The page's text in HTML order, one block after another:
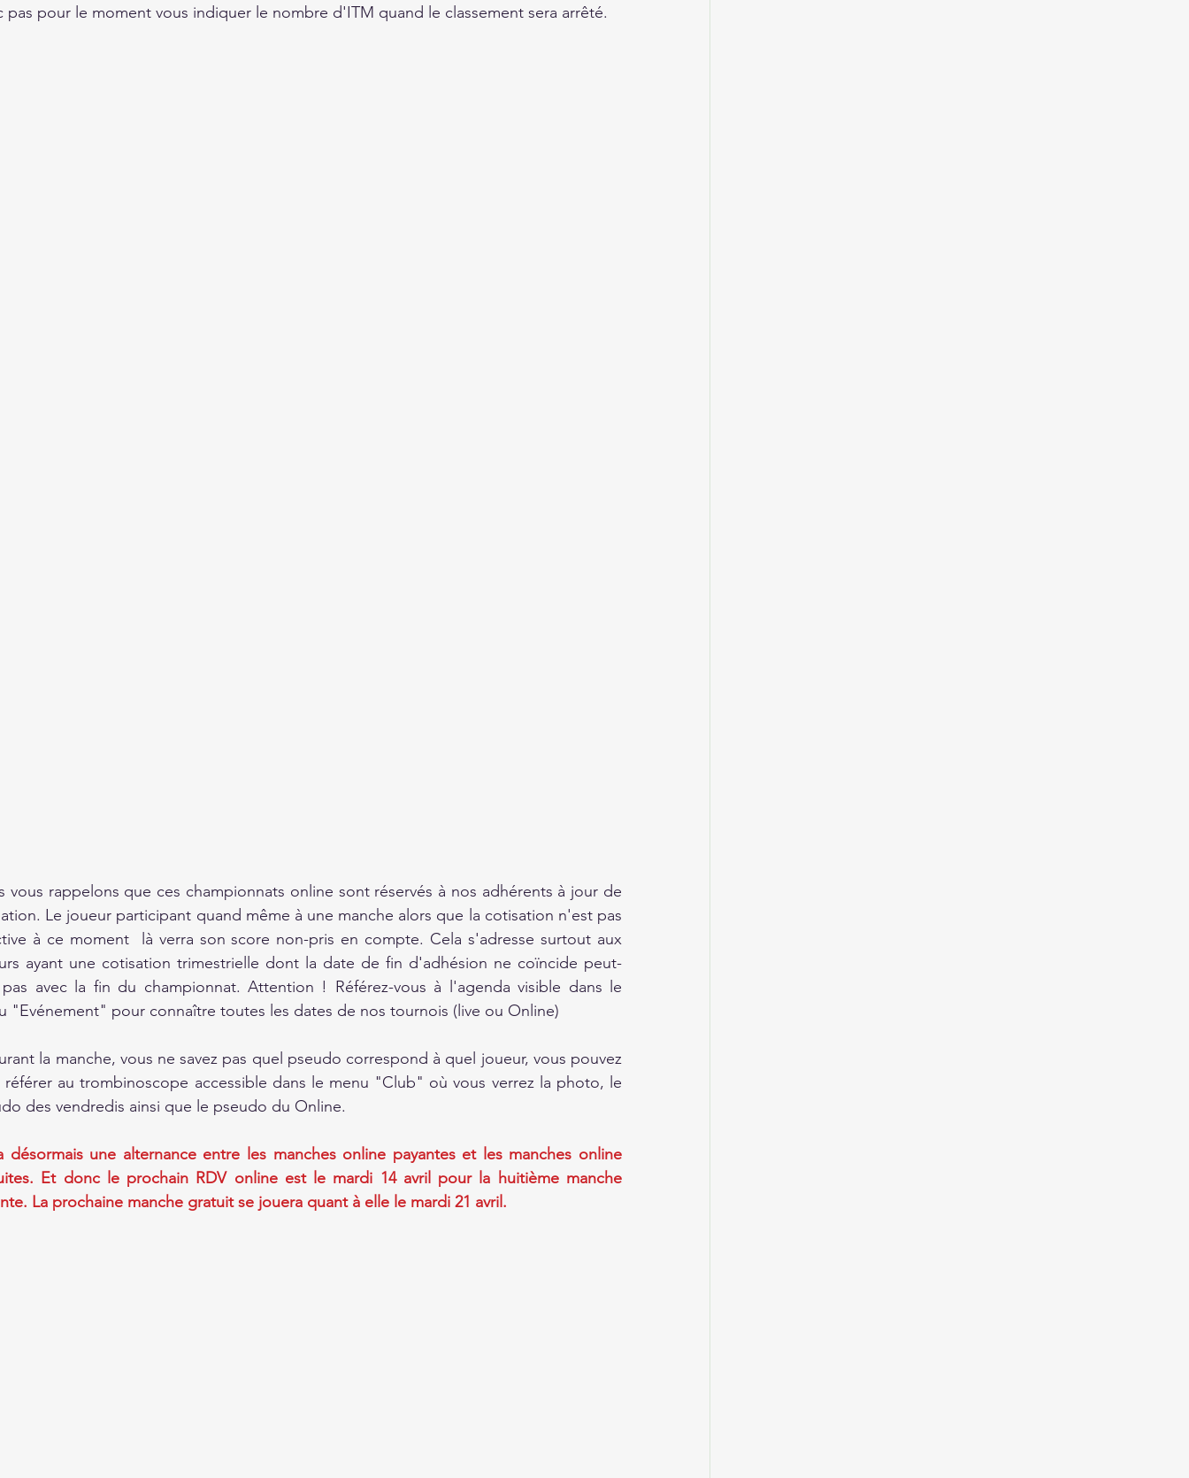
pas pour le moment vous indiquer le nombre d'ITM quand le classement sera arrêté.
vous rappelons que ces championnats online sont réservés à nos adhérents à jour de
Le joueur participant quand même à une manche alors que la cotisation n'est pas
à ce moment  là verra son score non-pris en compte. Cela s'adresse surtout aux
ayant une cotisation trimestrielle dont la date de fin d'adhésion ne coïncide peut-
avec la fin du championnat. Attention ! Référez-vous à l'agenda visible dans le
"Evénement" pour connaître toutes les dates de nos tournois (live ou Online)
la manche, vous ne savez pas quel pseudo correspond à quel joueur, vous pouvez
référer au trombinoscope accessible dans le menu "Club" où vous verrez la photo, le
des vendredis ainsi que le pseudo du Online.
désormais une alternance entre les manches online payantes et les manches online
Et donc le prochain RDV online est le mardi 14 avril pour la huitième manche
La prochaine manche gratuit se jouera quant à elle le mardi 21 avril.